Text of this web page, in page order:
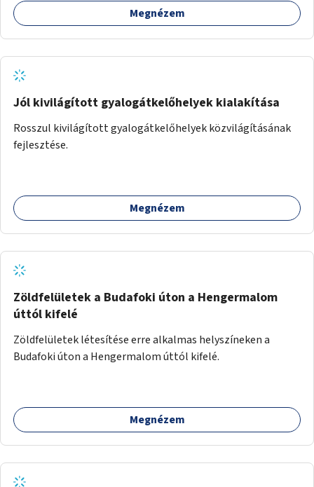
Megnézem
Jól kivilágított gyalogátkelőhelyek kialakítása
Rosszul kivilágított gyalogátkelőhelyek közvilágításának
fejlesztése.
Megnézem
Zöldfelületek a Budafoki úton a Hengermalom
úttól kifelé
Zöldfelületek létesítése erre alkalmas helyszíneken a
Budafoki úton a Hengermalom úttól kifelé.
Megnézem